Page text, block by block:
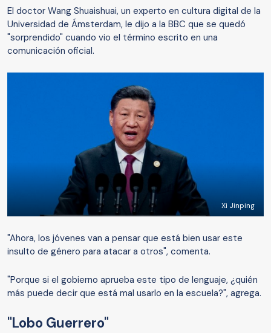
El doctor Wang Shuaishuai, un experto en cultura digital de la
Universidad de Ámsterdam, le dijo a la BBC que se quedó
"sorprendido" cuando vio el término escrito en una
comunicación oficial.
Xi Jinping
"Ahora, los jóvenes van a pensar que está bien usar este
insulto de género para atacar a otros", comenta.
"Porque si el gobierno aprueba este tipo de lenguaje, ¿quién
más puede decir que está mal usarlo en la escuela?", agrega.
"Lobo Guerrero"